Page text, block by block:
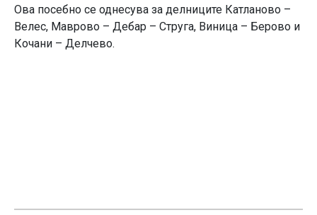
Ова посебно се однесува за делниците Катланово –
Велес, Маврово – Дебар – Струга, Виница – Берово и
Кочани – Делчево.